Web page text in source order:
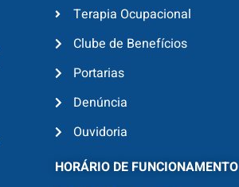
Terapia Ocupacional
Clube de Benefícios
Portarias
Denúncia
Ouvidoria
HORÁRIO DE FUNCIONAMENTO